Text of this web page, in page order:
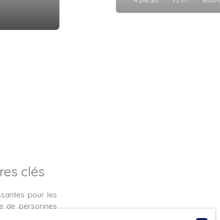
clés
pour les
de personnes